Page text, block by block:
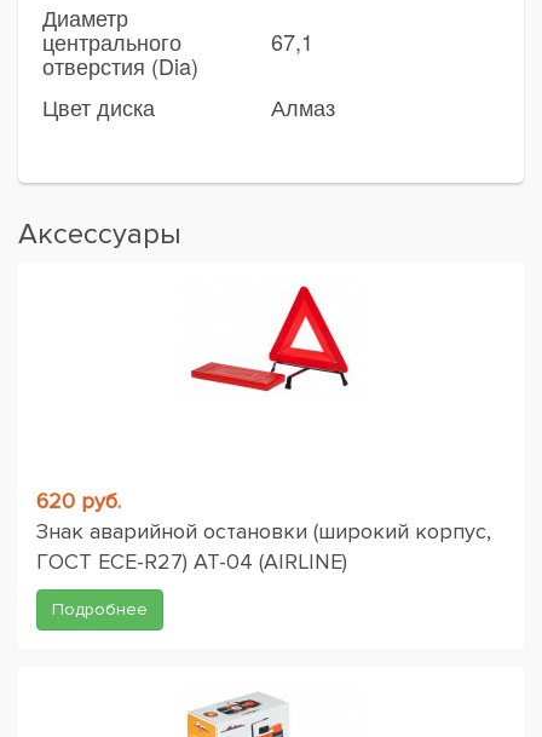
Диаметр
центрального
отверстия (Dia)
67,1
Цвет диска Алмаз
Аксессуары
620 руб.
Знак аварийной остановки (широкий корпус,
ГОСТ ЕСЕ-R27) AT-04 (AIRLINE)
Подробнее